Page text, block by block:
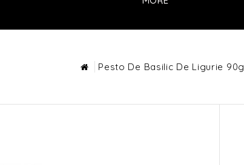
Pesto De Basilic De Ligurie 90g